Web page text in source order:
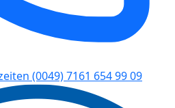
(0049) 7161 654 99 09